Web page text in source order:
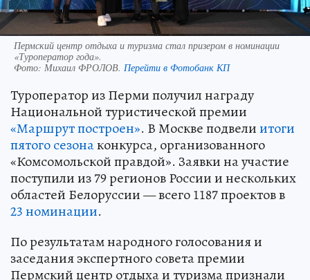
Пермский центр отдыха и туризма стал призером в номинации
«Туроператор года».
Фото: Михаил ФРОЛОВ. Перейти в Фотобанк КП
Туроператор из Перми получил награду
Национальной туристической премии
«Маршрут построен». В Москве подвелиитоги
пятого сезонаконкурса, организованного
«Комсомольской правдой». Заявки на участие
поступили из 79 регионов России и нескольких
областей Белоруссии — всего 1187 проектов в
23 номинации.
По результатам народного голосования и
заседания экспертного совета премии
Пермский центр отдыха и туризма признали